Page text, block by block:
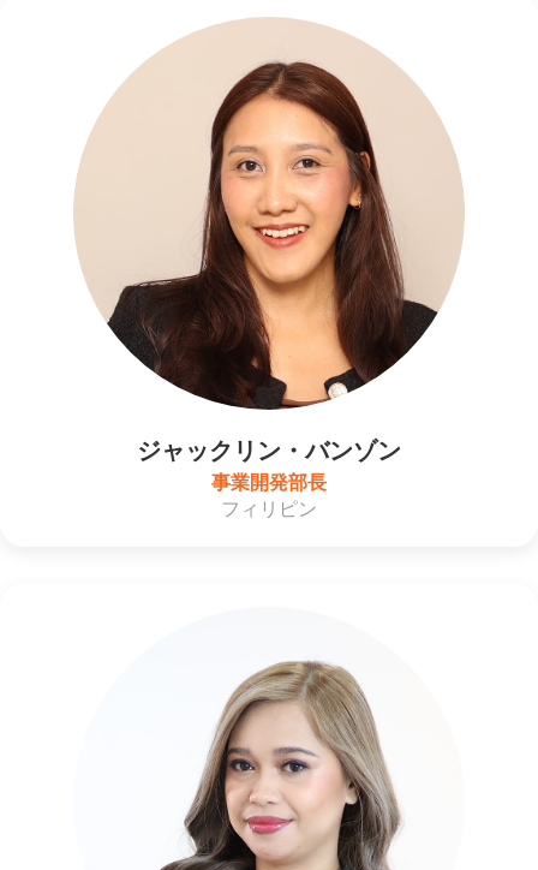
ジャックリン・バンゾン
事業開発部長
フィリピン